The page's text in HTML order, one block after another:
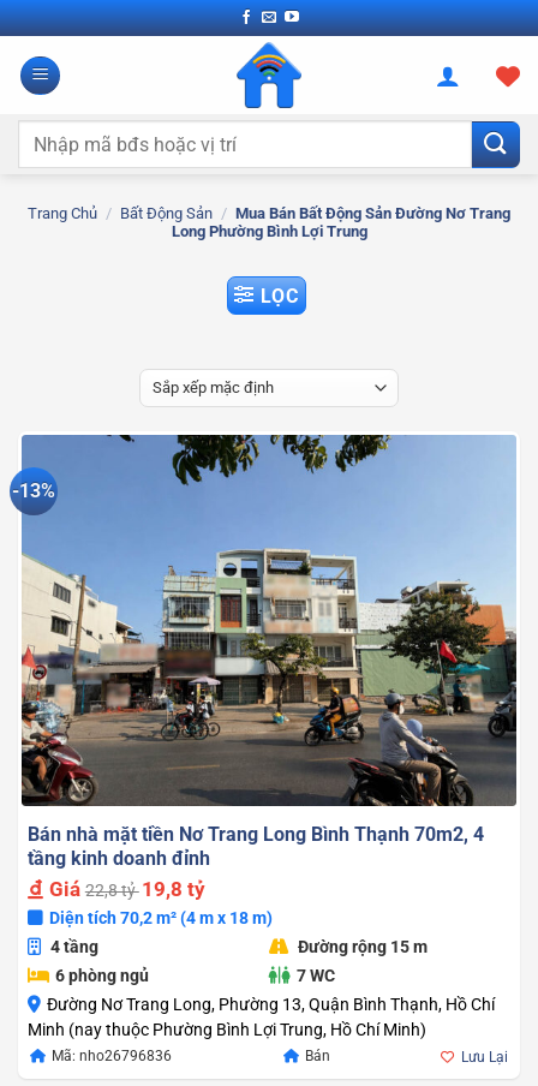
Bỏ
qua
nội
Tìm
Trang Chủ / Bất Động Sản / Mua Bán Bất Động Sản Đường Nơ Trang
Long Phường Bình Lợi Trung
LỌC
-13%
Bán nhà mặt tiền Nơ Trang Long Bình Thạnh 70m2, 4
tầng kinh doanh đỉnh
Giá22,8 tỷ 19,8 tỷ
Diện tích 70,2 m² (4 m x 18 m)
4 tầng
Đường rộng 15 m
6 phòng ngủ
7 WC
Đường Nơ Trang Long, Phường 13, Quận Bình Thạnh, Hồ Chí
Minh (nay thuộc Phường Bình Lợi Trung, Hồ Chí Minh)
Mã: nho26796836 Bán
Giá
gốc
Giá
hiện
Lưu Lại